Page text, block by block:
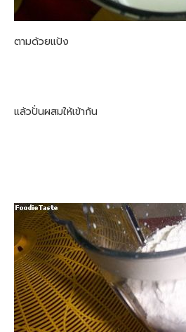
ตามด้วยแป้ง
แล้วปั่นผสมให้เข้ากัน